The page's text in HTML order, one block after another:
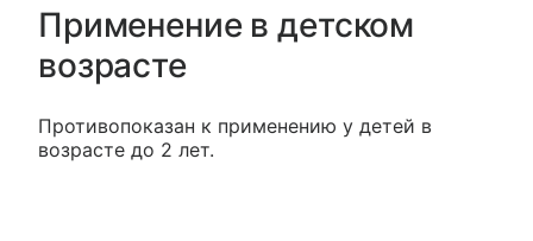
Применение в детском
возрасте
Противопоказан к применению у детей в
возрасте до 2 лет.